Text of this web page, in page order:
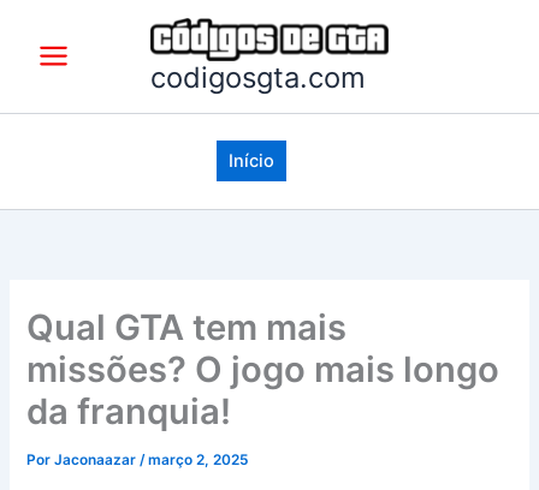
codigosgta.com
Início
Qual GTA tem mais
missões? O jogo mais longo
da franquia!
PorJaconaazar/março 2, 2025